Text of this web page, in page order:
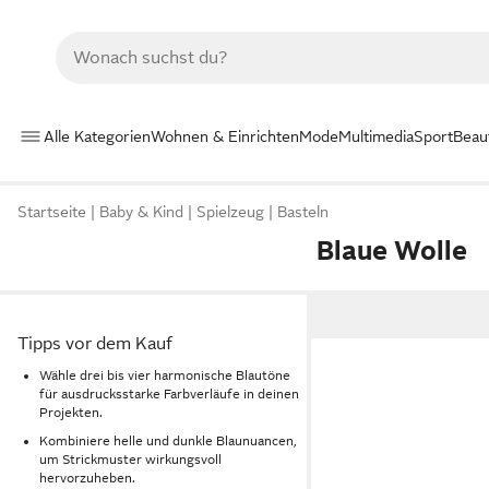
Alle KategorienWohnen & EinrichtenModeMultimediaSport
Startseite Baby & Kind Spielzeug Basteln
Blaue Wolle
Tipps vor dem Kauf
Wähle drei bis vier harmonische Blautöne
für ausdrucksstarke Farbverläufe in deinen
Projekten.
Kombiniere helle und dunkle Blaunuancen,
um Strickmuster wirkungsvoll
hervorzuheben.